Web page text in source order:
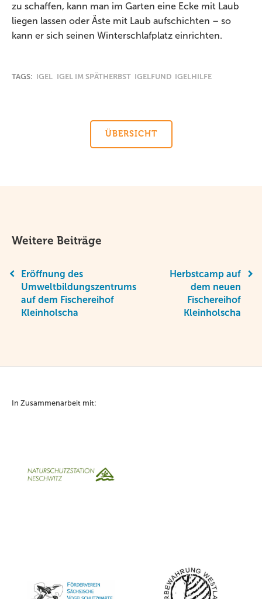
zu schaffen, kann man im Garten eine Ecke mit Laub
liegen lassen oder Äste mit Laub aufschichten – so
kann er sich seinen Winterschlafplatz einrichten.
TAGS: IGEL IGEL IM SPÄTHERBST IGELFUND IGELHILFE
ÜBERSICHT
Weitere Beiträge
Eröffnung des
Umweltbildungszentrums
auf dem Fischereihof
Kleinholscha
Herbstcamp auf
dem neuen
Fischereihof
Kleinholscha
In Zusammenarbeit mit: